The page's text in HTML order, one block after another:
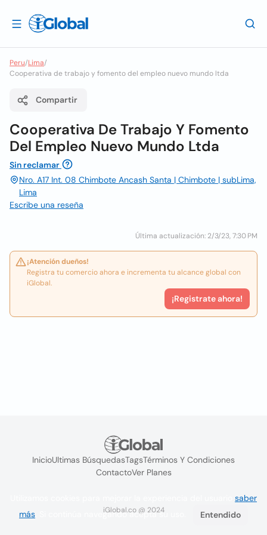
Peru/Lima/
Cooperativa de trabajo y fomento del empleo nuevo mundo ltda
Compartir
Cooperativa De Trabajo Y Fomento
Del Empleo Nuevo Mundo Ltda
Sin reclamar
Nro. A17 Int. 08 Chimbote Ancash Santa | Chimbote | subLima,
Lima
Escribe una reseña
Última actualización: 2/3/23, 7:30 PM
¡Atención dueños!
Registra tu comercio ahora e incrementa tu alcance global con
iGlobal.
¡Registrate ahora!
InicioUltimas BúsquedasTagsTérminos Y Condiciones
ContactoVer Planes
iGlobal.co @ 2024
saber
más . Si continúa navegando acepta su uso. Entendido